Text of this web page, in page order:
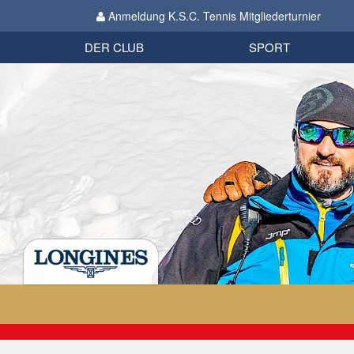
Anmeldung K.S.C. Tennis Mitgliederturnier
DER CLUB
Organisation
SPORT
Biathlon
Datenschutzverordnung 2018
Impressum